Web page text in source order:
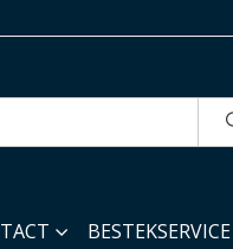
BESTEKSERVICE